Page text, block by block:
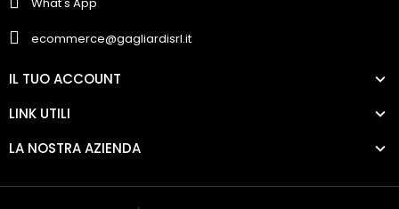
ecommerce@gagliardisrl.it
IL TUO ACCOUNT
LINK UTILI
LA NOSTRA AZIENDA